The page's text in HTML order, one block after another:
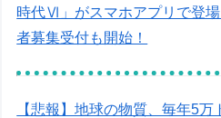
時代Ⅵ」がスマホアプリで登
者募集受付も開始！
【悲報】地球の物質、毎年5万